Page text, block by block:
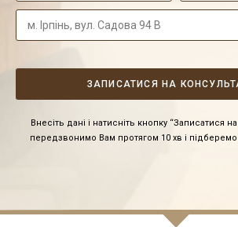
ЗАПИСАТИСЯ НА
Внесіть дані і натисніть кнопку “Записатися
передзвонимо Вам протягом 10 хв і підберемо